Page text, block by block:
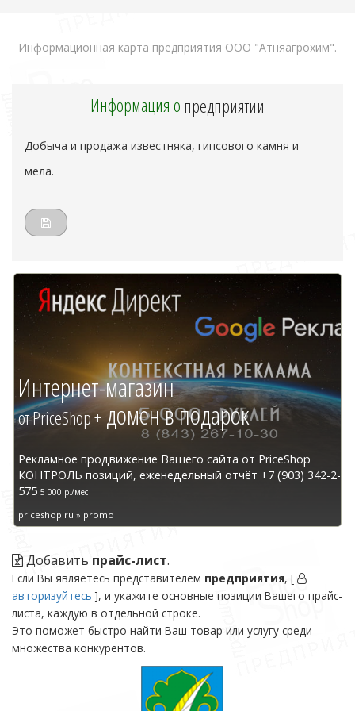
Информационная карта предприятия ООО "Атняагрохим".
Информация опредприятии
Добыча и продажа известняка, гипсового камня и
мела.
Интернет-магазин
от PriceShop +домен в подарок
Рекламное продвижение Вашего сайта от PriceShop
КОНТРОЛЬ позиций, еженедельный отчёт +7 (903) 342-2-
575 5 000 р./мес
priceshop.ru » promo
Добавить прайс-лист.
Если Вы являетесь представителем предприятия, [
авторизуйтесь ], и укажите основные позиции Вашего прайс-
листа, каждую в отдельной строке.
Это поможет быстро найти Ваш товар или услугу среди
множества конкурентов.